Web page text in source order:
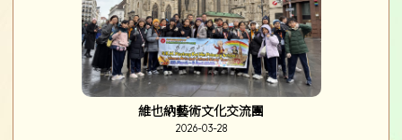
English Drama - From Spark to Spotlight
2026-03-30